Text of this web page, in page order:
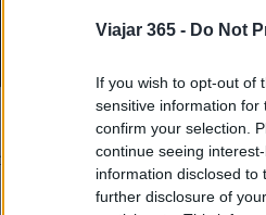
Viajar 365 - Do Not
If you wish to opt-out of
sensitive information
confirm your selection.
continue seeing
information disclosed
further disclosure of
se dejen el corazón
es fácil dejarse el